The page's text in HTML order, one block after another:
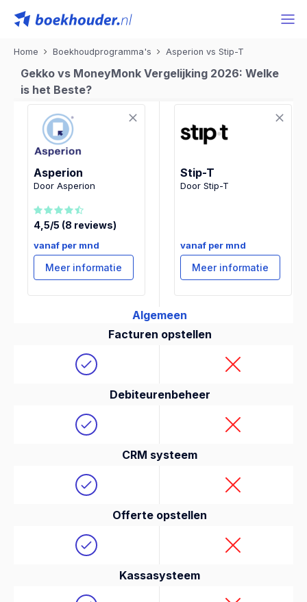
Home Boekhoudprogramma's Asperion vs Stip-T
Gekko vs MoneyMonk Vergelijking 2026: Welke
is het Beste?
Asperion
Door Asperion
4,5/5 (8 reviews)
vanaf per mnd
Meer informatie
Stip-T
Door Stip-T
vanaf per mnd
Meer informatie
Algemeen
Facturen opstellen
Debiteurenbeheer
CRM systeem
Offerte opstellen
Kassasysteem